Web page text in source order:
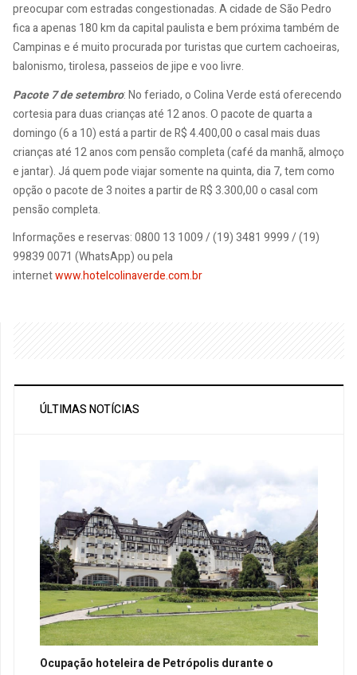
preocupar com estradas congestionadas. A cidade de São Pedro
fica a apenas 180 km da capital paulista e bem próxima também de
Campinas e é muito procurada por turistas que curtem cachoeiras,
balonismo, tirolesa, passeios de jipe e voo livre.
Pacote 7 de setembro: No feriado, o Colina Verde está oferecendo
cortesia para duas crianças até 12 anos. O pacote de quarta a
domingo (6 a 10) está a partir de R$ 4.400,00 o casal mais duas
crianças até 12 anos com pensão completa (café da manhã, almoço
e jantar). Já quem pode viajar somente na quinta, dia 7, tem como
opção o pacote de 3 noites a partir de R$ 3.300,00 o casal com
pensão completa.
Informações e reservas: 0800 13 1009 / (19) 3481 9999 / (19)
99839 0071 (WhatsApp) ou pela
internetwww.hotelcolinaverde.com.br
ÚLTIMAS NOTÍCIAS
Ocupação hoteleira de Petrópolis durante o